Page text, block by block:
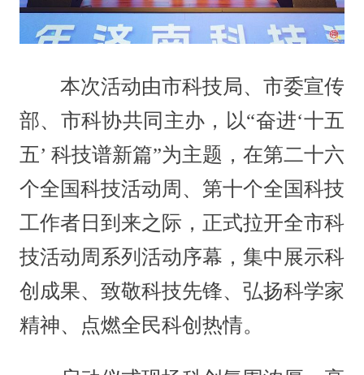
本次活动由市科技局、市委宣传
部、市科协共同主办，以“奋进‘十五
五’ 科技谱新篇”为主题，在第二十六
个全国科技活动周、第十个全国科技
工作者日到来之际，正式拉开全市科
技活动周系列活动序幕，集中展示科
创成果、致敬科技先锋、弘扬科学家
精神、点燃全民科创热情。